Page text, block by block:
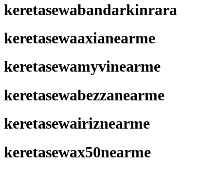
keretasewabandarkinrara
keretasewaaxianearme
keretasewamyvinearme
keretasewabezzanearme
keretasewairiznearme
keretasewax50nearme